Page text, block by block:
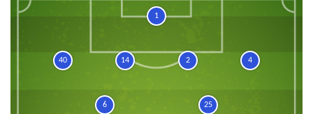
1
40 14 2 4
6 25